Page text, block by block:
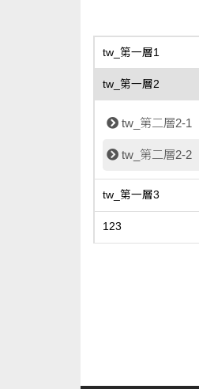
tw_第一層1
tw_第一層2
tw_第二層2-1
tw_第二層2-2
tw_第一層3
123